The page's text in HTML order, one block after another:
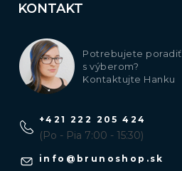
KONTAKT
Potrebujete poradiť
s výberom?
Kontaktujte Hanku
info @ brunoshop.sk
+421 222 205 424
(Po - Pia 7:00 - 15:30)